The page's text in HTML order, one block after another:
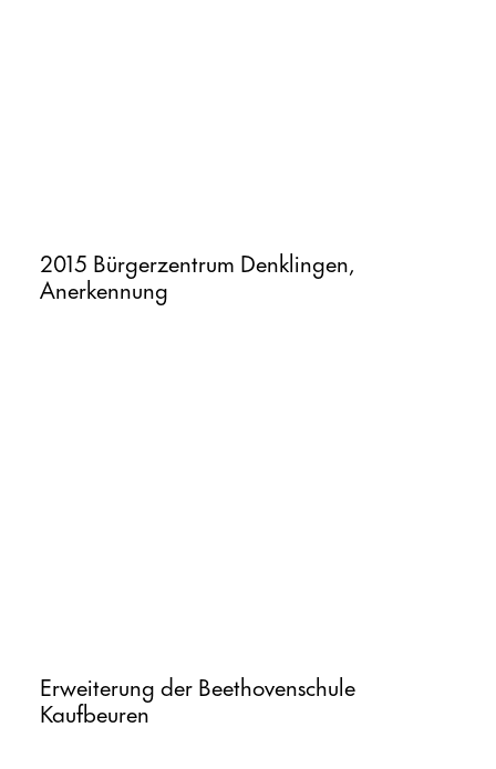
2015 Bürgerzentrum Denklingen,
Anerkennung
Erweiterung der Beethovenschule
Kaufbeuren